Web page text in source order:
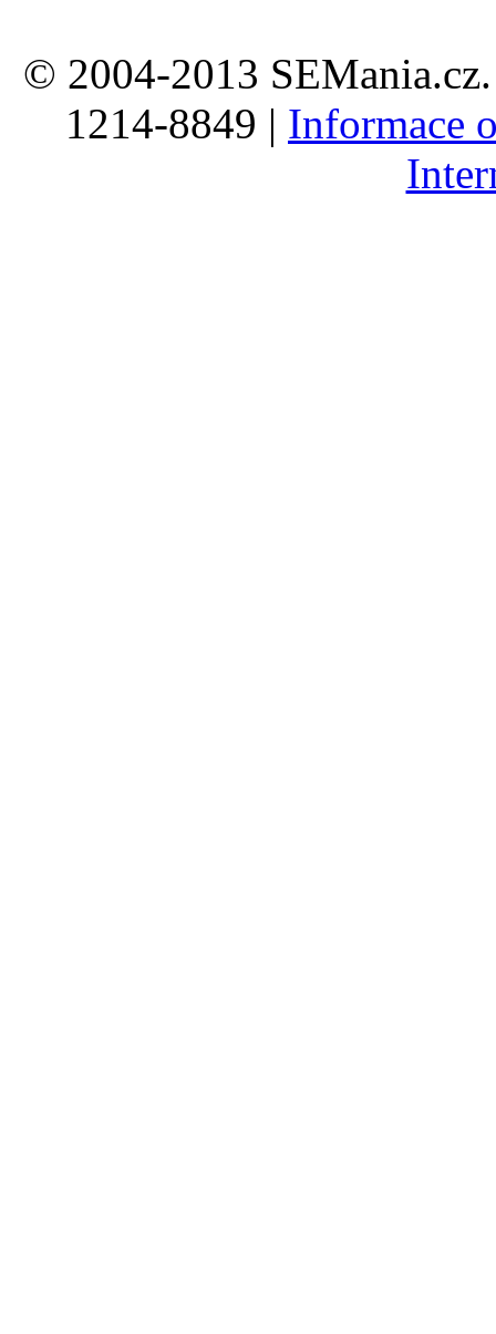
© 2004-2013
1214-8849 | Informace